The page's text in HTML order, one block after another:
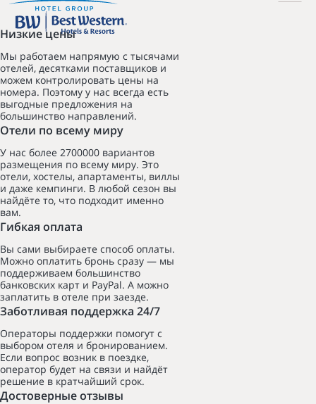
Низкие цены
Мы работаем напрямую с тысячами
отелей, десятками поставщиков и
можем контролировать цены на
номера. Поэтому у нас всегда есть
выгодные предложения на
большинство направлений.
Отели по всему миру
У нас более 2700000 вариантов
размещения по всему миру. Это
отели, хостелы, апартаменты, виллы
и даже кемпинги. В любой сезон вы
найдёте то, что подходит именно
вам.
Гибкая оплата
Вы сами выбираете способ оплаты.
Можно оплатить бронь сразу — мы
поддерживаем большинство
банковских карт и PayPal. А можно
заплатить в отеле при заезде.
Заботливая поддержка 24/7
Операторы поддержки помогут с
выбором отеля и бронированием.
Если вопрос возник в поездке,
оператор будет на связи и найдёт
решение в кратчайший срок.
Достоверные отзывы